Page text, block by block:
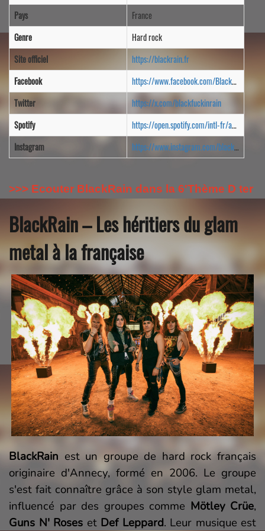
Pays
France
Genre
Hard rock
Site officiel
https://blackrain.fr
Facebook
https://www.facebook.com/BlackRainRock/
Twitter
https://x.com/blackfuckinrain
Spotify
https://open.spotify.com/intl-fr/artist/4zEFEt7m0lKVXd0k5JTLJN
Instagram
https://www.instagram.com/blackrainofficial/
>>> Ecouter BlackRain dans la 6'Thème D ter
BlackRain– Les héritiers du glam
metal à la française
BlackRain est un groupe de hard rock français
originaire d'Annecy, formé en 2006. Le groupe
s'est fait connaître grâce à son style glam metal,
influencé par des groupes comme Mötley Crüe,
Guns N' Roses et Def Leppard. Leur musique est